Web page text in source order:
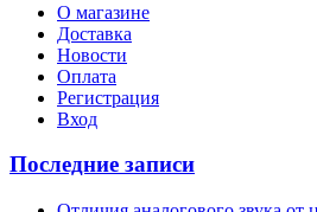
О магазине
Доставка
Новости
Оплата
Регистрация
Вход
Последние записи